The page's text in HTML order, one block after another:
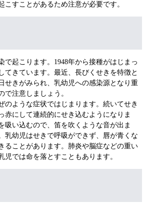
こすことがあるため注意が必要です。
起こります。1948年から接種がはじまっ
てきています。最近、長びくせきを特徴と
せきがみられ、乳幼児への感染源となり重
で注意しましょう。
ような症状ではじまります。続いてせき
赤にして連続的にせき込むようになりま
吸い込むので、笛を吹くような音が出ま
乳幼児はせきで呼吸ができず、唇が青くな
ることがあります。肺炎や脳症などの重い
児では命を落とすこともあります。